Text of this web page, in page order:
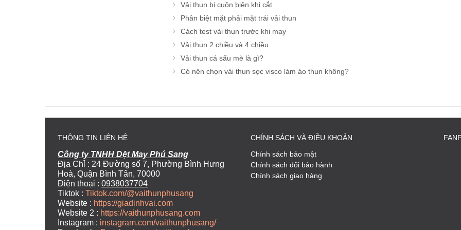
Vải thun bị cuộn biên khi cắt
Phân biệt mặt phải mặt trái vải thun
Cách test vải thun trước khi may
Vải thun 2 chiều và 4 chiều
Vải thun cá sấu mè là gì?
Có nên chọn vải thun sọc visco làm áo thun không?
THÔNG TIN LIÊN HỆ
Công ty TNHH Dệt May Phú Sang
Địa Chỉ : 24 Đường số 7, Phường Bình Hưng
Hoà, Quận Bình Tân, 70000
Điện thoại : 0938037704
Tiktok : Tiktok.com/@vaithunphusang
Website : https://giadinhvai.com
Website 2 : https://vaithunphusang.com
Instagram : instagram.com/vaithunphusang/
CHÍNH SÁCH VÀ ĐIỀU KHOẢN
Chính sách bảo mật
Chính sách đổi bảo hành
Chính sách giao hàng